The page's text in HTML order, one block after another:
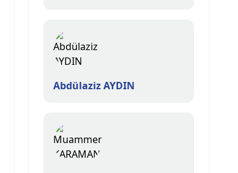
Abdülaziz AYDIN